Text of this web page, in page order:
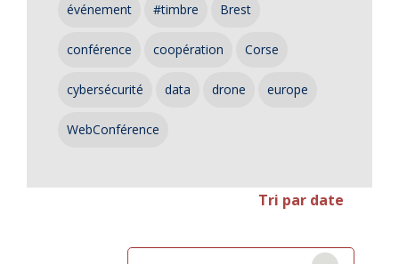
événement #timbre Brest
conférence coopération Corse
cybersécurité data drone europe
WebConférence
Tri par date